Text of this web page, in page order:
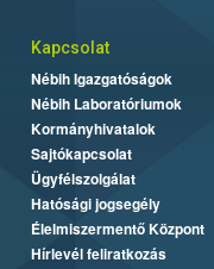
Kapcsolat
Nébih Igazgatóságok
Nébih Laboratóriumok
Kormányhivatalok
Sajtókapcsolat
Ügyfélszolgálat
Hatósági jogsegély
Élelmiszermentő Központ
Hírlevél feliratkozás